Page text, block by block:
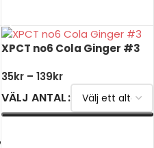
XPCT no6 Cola Ginger #3
35kr – 139kr
VÄLJ ANTAL